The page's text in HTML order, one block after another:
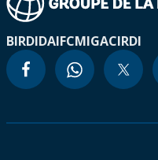
BIRDIDAIFCMIGACIRDI